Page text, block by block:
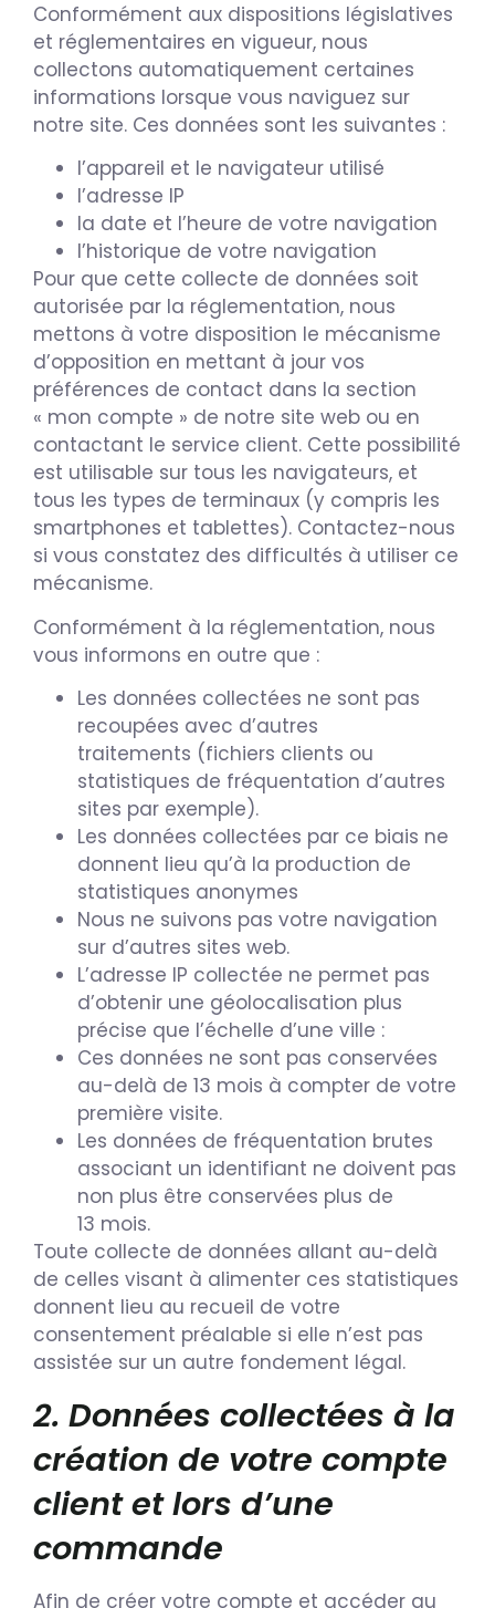
Conformément aux dispositions législatives
et réglementaires en vigueur, nous
collectons automatiquement certaines
informations lorsque vous naviguez sur
notre site. Ces données sont les suivantes :
l’appareil et le navigateur utilisé
l’adresse IP
la date et l’heure de votre navigation
l’historique de votre navigation
Pour que cette collecte de données soit
autorisée par la réglementation, nous
mettons à votre disposition le mécanisme
d’opposition en mettant à jour vos
préférences de contact dans la section
« mon compte » de notre site web ou en
contactant le service client. Cette possibilité
est utilisable sur tous les navigateurs, et
tous les types de terminaux (y compris les
smartphones et tablettes). Contactez-nous
si vous constatez des difficultés à utiliser ce
mécanisme.
Conformément à la réglementation, nous
vous informons en outre que :
Les données collectées ne sont pas
recoupées avec d’autres
traitements (fichiers clients ou
statistiques de fréquentation d’autres
sites par exemple).
Les données collectées par ce biais ne
donnent lieu qu’à la production de
statistiques anonymes
Nous ne suivons pas votre navigation
sur d’autres sites web.
L’adresse IP collectée ne permet pas
d’obtenir une géolocalisation plus
précise que l’échelle d’une ville :
Ces données ne sont pas conservées
au-delà de 13 mois à compter de votre
première visite.
Les données de fréquentation brutes
associant un identifiant ne doivent pas
non plus être conservées plus de
13 mois.
Toute collecte de données allant au-delà
de celles visant à alimenter ces statistiques
donnent lieu au recueil de votre
consentement préalable si elle n’est pas
assistée sur un autre fondement légal.
2. Données collectées à la
création de votre compte
client et lors d’une
commande
Afin de créer votre compte et accéder au